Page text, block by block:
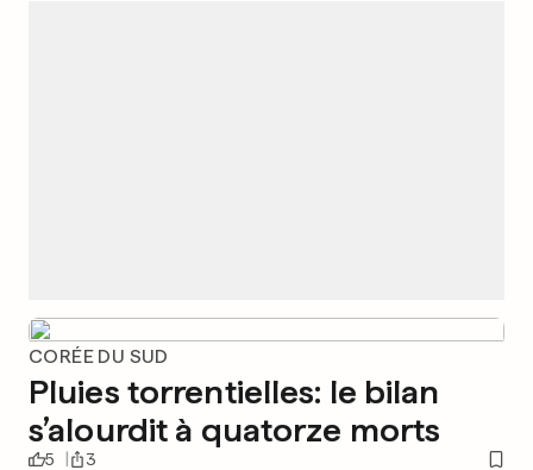
CORÉE DU SUD
Pluies torrentielles: le bilan
s’alourdit à quatorze morts
5 3